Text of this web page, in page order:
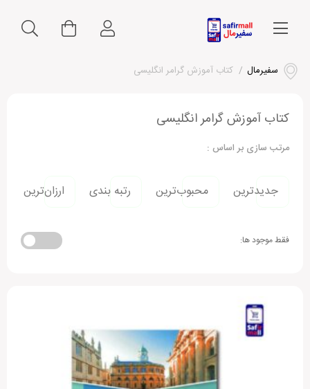
سفیرمال / کتاب آموزش گرامر انگلیسی
کتاب آموزش گرامر انگلیسی
مرتب سازی بر اساس :
جدیدترین محبوب‌ترین رتبه بندی ارزان‌ترین
فقط موجود ها: